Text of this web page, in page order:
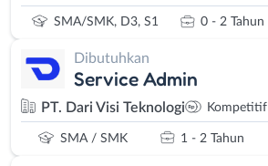
SMA/SMK, D3, S1 0 - 2 Tahun
Dibutuhkan
Service Admin
PT. Dari Visi Teknologi Kompetitif
SMA / SMK 1 - 2 Tahun